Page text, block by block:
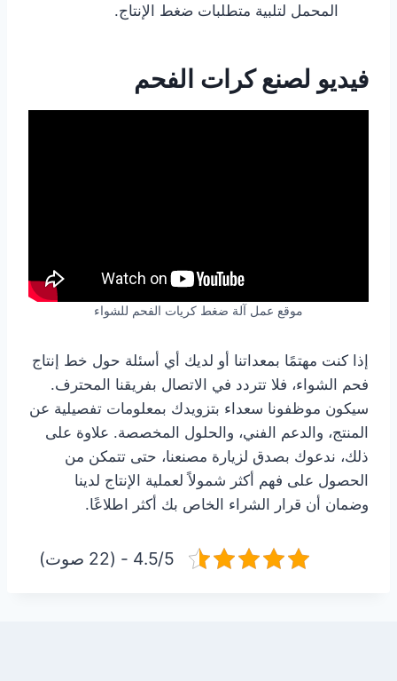
المحمل لتلبية متطلبات ضغط الإنتاج.
فيديو لصنع كرات الفحم
موقع عمل آلة ضغط كريات الفحم للشواء
إذا كنت مهتمًا بمعداتنا أو لديك أي أسئلة حول خط إنتاج
فحم الشواء، فلا تتردد في الاتصال بفريقنا المحترف.
سيكون موظفونا سعداء بتزويدك بمعلومات تفصيلية عن
المنتج، والدعم الفني، والحلول المخصصة. علاوة على
ذلك، ندعوك بصدق لزيارة مصنعنا، حتى تتمكن من
الحصول على فهم أكثر شمولاً لعملية الإنتاج لدينا
وضمان أن قرار الشراء الخاص بك أكثر اطلاعًا.
4.5/5 - (22 صوت)